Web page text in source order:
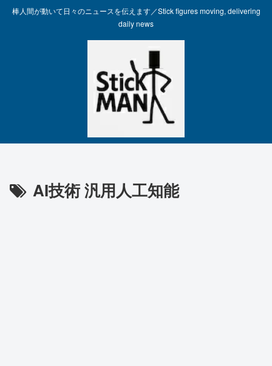
棒人間が動いて日々のニュースを伝えます／Stick figures moving, delivering
daily news
AI技術 汎用人工知能